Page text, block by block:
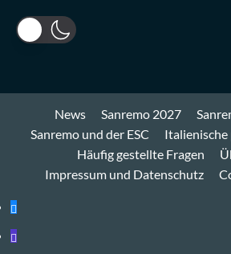
News Sanremo 2027
Sanremo und der ESC
Häufig gestellte Fragen
Impressum und Datenschutz
Bluesky
Mastodon